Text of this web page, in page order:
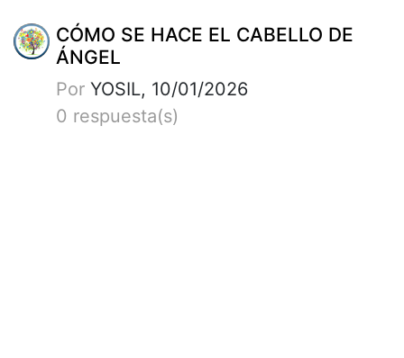
CÓMO SE HACE EL CABELLO DE
ÁNGEL
Por YOSIL, 10/01/2026
0 respuesta(s)